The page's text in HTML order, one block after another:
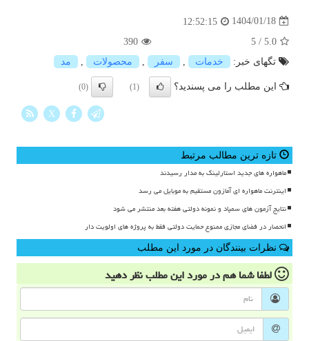
1404/01/18
12:52:15
5.0
/
5
390
تگهای خبر:
خدمات سفر محصولات مد
این مطلب را می پسندید؟ (1)
(0)
X
تازه ترین مطالب مرتبط
ماهواره های جدید استارلینک به مدار رسیدند
اینترنت ماهواره ای آمازون مستقیم به موبایل می رسد
نتایج آزمون های سمپاد و نمونه دولتی هفته بعد منتشر می شود
انحصار در فضای مجازی ممنوع حمایت دولتی فقط به پروژه های اولویت دار
نظرات بینندگان در مورد این مطلب
لطفا شما همدر مورد این مطلبنظر دهید